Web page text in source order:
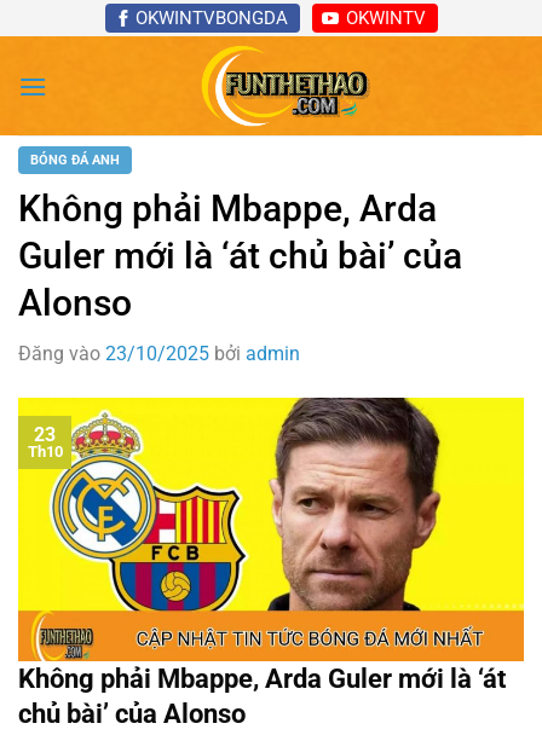
nội
OKWINTVBONGDA OKWINTV
BÓNG ĐÁ ANH
Không phải Mbappe, Arda
Guler mới là ‘át chủ bài’ của
Alonso
Đăng vào 23/10/2025 bởi admin
23
Th10
Không phải Mbappe, Arda Guler mới là ‘át
chủ bài’ của Alonso